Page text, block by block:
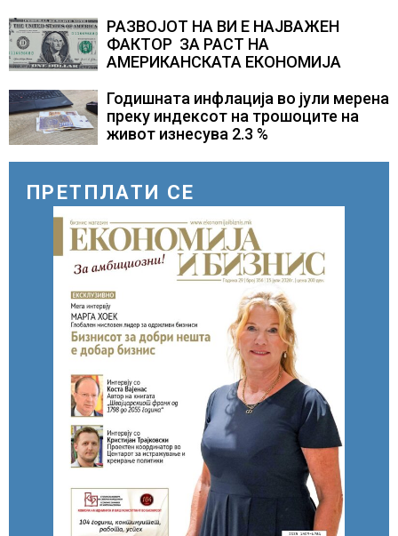
РАЗВОЈОТ НА ВИ Е НАЈВАЖЕН
ФАКТОР ЗА РАСТ НА
АМЕРИКАНСКАТА ЕКОНОМИЈА
Годишната инфлација во јули мерена
преку индексот на трошоците на
живот изнесува 2.3 %
ПРЕТПЛАТИ СЕ